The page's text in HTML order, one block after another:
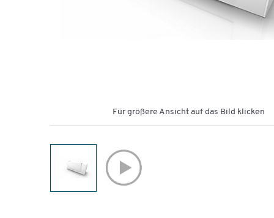
Für größere Ansicht auf das Bild klicken